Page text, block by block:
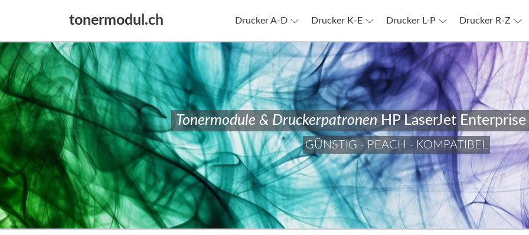
tonermodul.ch Drucker A-D Drucker K-E Drucker L-P Drucker R-Z
Tonermodule & Druckerpatronen HP LaserJet
GÜNSTIG - PEACH - KOMPATIBEL